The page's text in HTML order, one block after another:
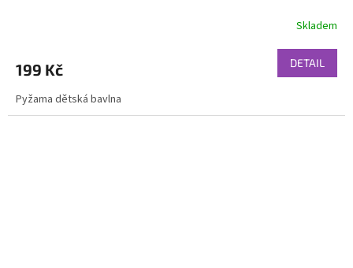
Skladem
199 Kč DETAIL
Pyžama dětská bavlna